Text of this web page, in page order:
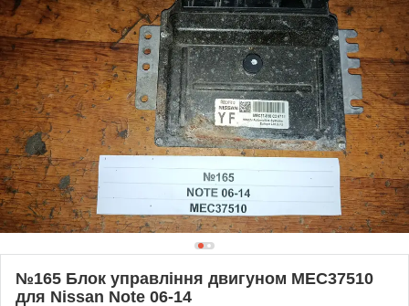
№165 Блок управління двигуном MEC37510
для Nissan Note 06-14